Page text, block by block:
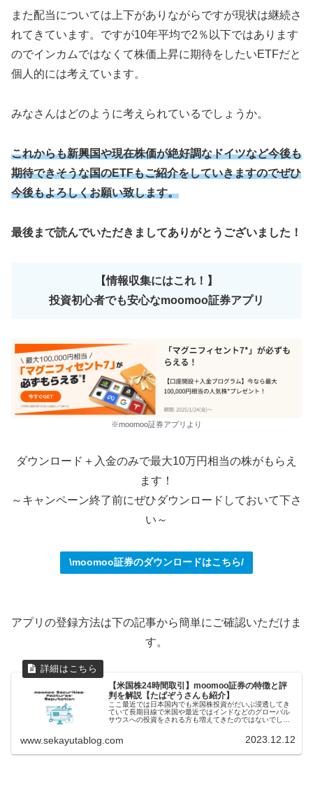
また配当については上下がありながらですが現状は継続さ
れてきています。ですが10年平均で2％以下ではあります
のでインカムではなくて株価上昇に期待をしたいETFだと
個人的には考えています。
みなさんはどのように考えられているでしょうか。
これからも新興国や現在株価が絶好調なドイツなど今後も
期待できそうな国のETFもご紹介をしていきますのでぜひ
今後もよろしくお願い致します。
最後まで読んでいただきましてありがとうございました！
【情報収集にはこれ！】
投資初心者でも安心なmoomoo証券アプリ
※moomoo証券アプリより
ダウンロード＋入金のみで最大10万円相当の株がもらえ
ます！
～キャンペーン終了前にぜひダウンロードしておいて下さ
い～
\moomoo証券のダウンロードはこちら/
アプリの登録方法は下の記事から簡単にご確認いただけま
す。
【米国株24時間取引】moomoo証券の特徴と評
判を解説【たぱぞうさんも紹介】
ここ最近では日本国内でも米国株投資がだいぶ浸透してき
ていて長期目線で米国や最近ではインドなどのグローバル
サウスへの投資をされる方も増えてきたのではないでしょ
www.sekayutablog.com 2023.12.12